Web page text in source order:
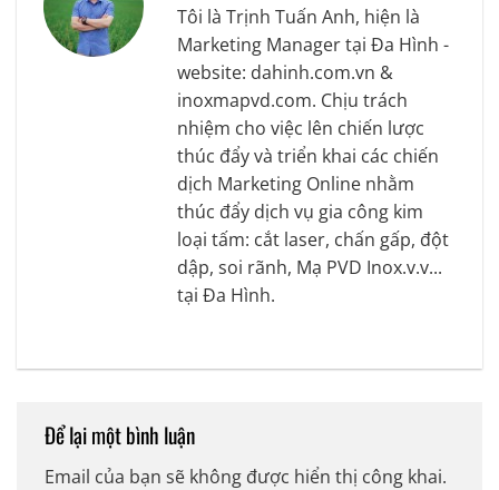
Tôi là Trịnh Tuấn Anh, hiện là
Marketing Manager tại Đa Hình -
website: dahinh.com.vn &
inoxmapvd.com. Chịu trách
nhiệm cho việc lên chiến lược
thúc đẩy và triển khai các chiến
dịch Marketing Online nhằm
thúc đẩy dịch vụ gia công kim
loại tấm: cắt laser, chấn gấp, đột
dập, soi rãnh, Mạ PVD Inox.v.v...
tại Đa Hình.
Để lại một bình luận
Email của bạn sẽ không được hiển thị công khai.